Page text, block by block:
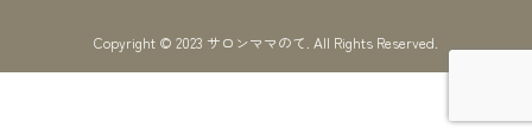
Copyright © 2023 サロンママのて. All Rights Reserved.
メールからのご予約